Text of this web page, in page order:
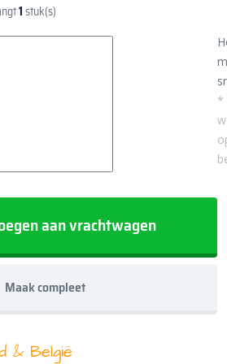
1stuk(s)
*
aan vrachtwagen
Maak compleet
& België